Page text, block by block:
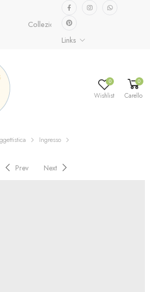
Collezione speciale già disponibile.
Links
0
Wishlist
0
Carello
Ingresso
Prev Next